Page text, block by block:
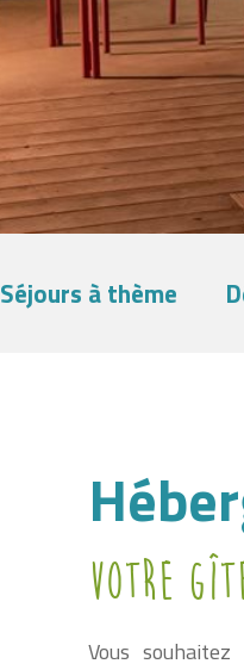
Séjours à thème
Votre
Vous